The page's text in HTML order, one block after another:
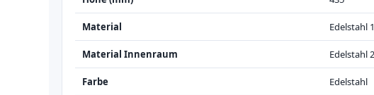
Material Edelstahl
Material Innenraum Edelstahl
Farbe Edelstahl